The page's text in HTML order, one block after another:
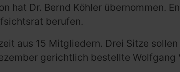
hat Dr. Bernd Köhler übernommen.
berufen.
aus 15 Mitgliedern. Drei Sitze
gerichtlich bestellte Wolfgang